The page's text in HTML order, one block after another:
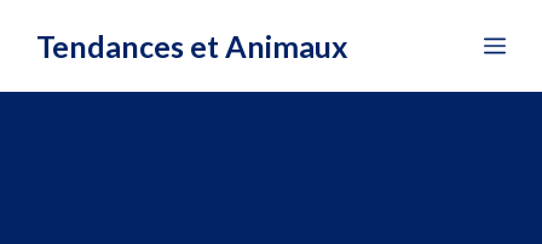
Tendances et Animaux